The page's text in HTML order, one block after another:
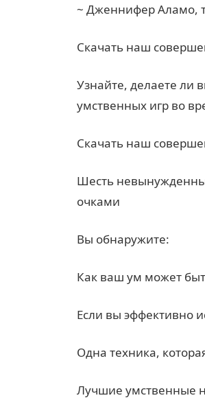
~ Дженнифер Аламо,
Скачать наш
Узнайте, делаете ли
умственных игр во
Скачать наш
Шесть
очками
Вы обнаружите:
Как ваш ум может
Если вы эффективно
Одна техника,
Лучшие умственные